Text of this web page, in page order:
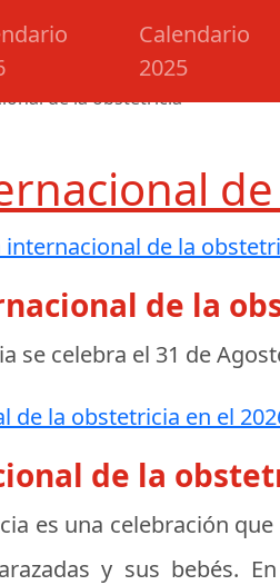
Calendario
2025
de la obstetricia
internacional de la
de la
se celebra el 31 de
de la obstetricia en el
de la
es una celebración
y sus bebés.